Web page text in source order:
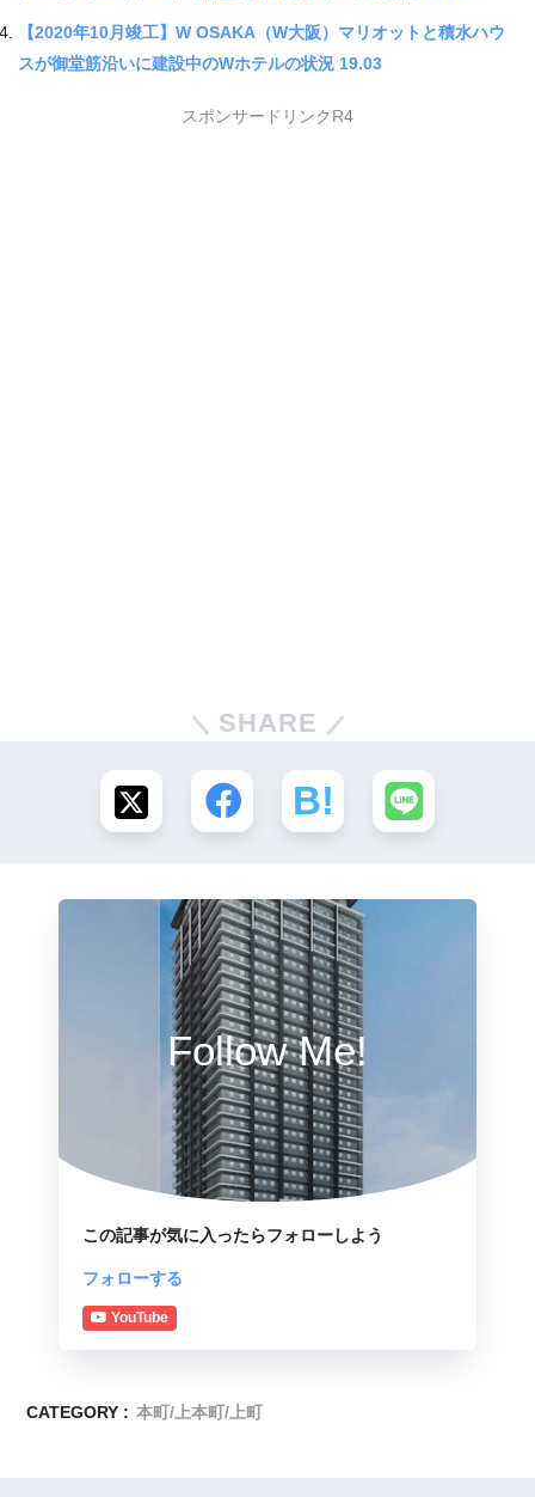
【2020年10月竣工】W OSAKA（W大阪）マリオットと積水ハウ
スが御堂筋沿いに建設中のWホテルの状況 19.03
スポンサードリンクR4
SHARE
Follow Me!
この記事が気に入ったらフォローしよう
フォローする
YouTube
CATEGORY : 本町/上本町/上町